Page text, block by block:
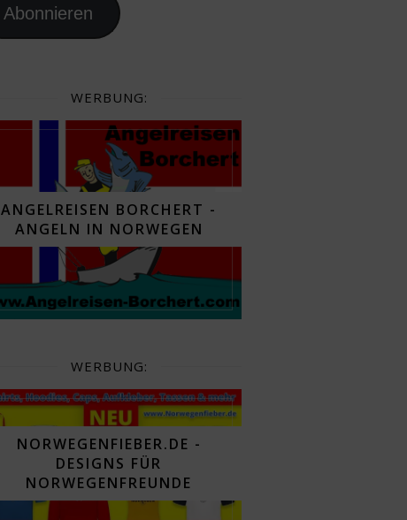
Abonnieren
WERBUNG:
ANGELREISEN BORCHERT -
ANGELN IN NORWEGEN
WERBUNG:
NORWEGENFIEBER.DE -
DESIGNS FÜR
NORWEGENFREUNDE